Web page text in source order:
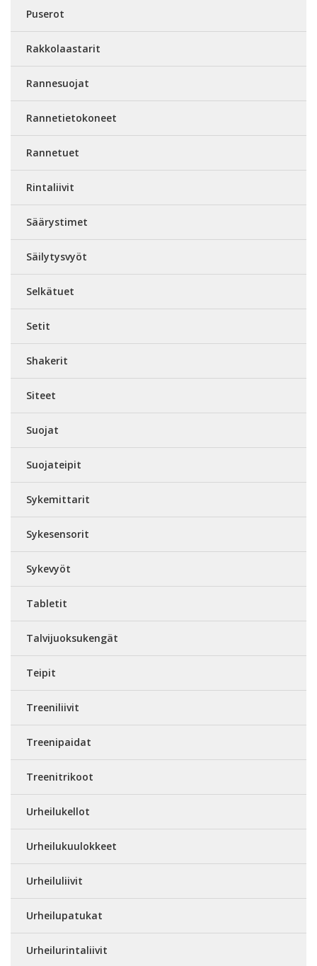
Puserot
Rakkolaastarit
Rannesuojat
Rannetietokoneet
Rannetuet
Rintaliivit
Säärystimet
Säilytysvyöt
Selkätuet
Setit
Shakerit
Siteet
Suojat
Suojateipit
Sykemittarit
Sykesensorit
Sykevyöt
Tabletit
Talvijuoksukengät
Teipit
Treeniliivit
Treenipaidat
Treenitrikoot
Urheilukellot
Urheilukuulokkeet
Urheiluliivit
Urheilupatukat
Urheilurintaliivit